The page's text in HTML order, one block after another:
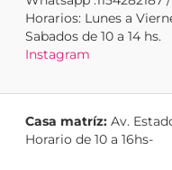
Horarios: Lunes a
Sabados de 10 a 14 hs.
Instagram
Casa matríz: Av.
Horario de 10 a 16hs-